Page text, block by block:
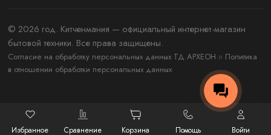
© 2026 год. Китченмания — официальный интернет-магазин
бытовой техники. Все права защищены.
Согласие на обработку персональных данных ТД АРХЕОН и Политика
в отношении обработки персональных данных
Избранное Сравнение Корзина Помощь Войти